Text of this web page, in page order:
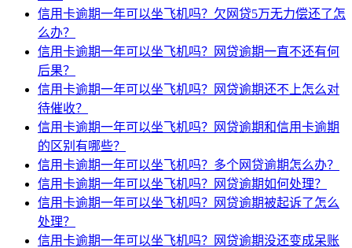
信用卡逾期一年可以坐飞机吗？欠网贷5万无力偿还了怎
么办？
信用卡逾期一年可以坐飞机吗？网贷逾期一直不还有何
后果？
信用卡逾期一年可以坐飞机吗？网贷逾期还不上怎么对
待催收？
信用卡逾期一年可以坐飞机吗？网贷逾期和信用卡逾期
的区别有哪些？
信用卡逾期一年可以坐飞机吗？多个网贷逾期怎么办？
信用卡逾期一年可以坐飞机吗？网贷逾期如何处理？
信用卡逾期一年可以坐飞机吗？网贷逾期被起诉了怎么
处理？
信用卡逾期一年可以坐飞机吗？网贷逾期没还变成呆账